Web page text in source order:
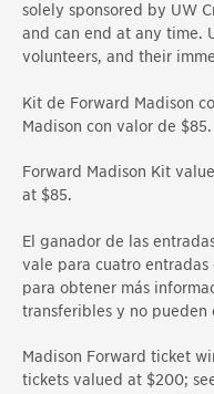
solely sponsored by UW
and can end at any time.
volunteers, and their
Kit de Forward Madison
Madison con valor de $85.
Forward Madison Kit
at $85.
El ganador de las
vale para cuatro
para obtener más
transferibles y no pueden
Madison Forward ticket
tickets valued at $200;